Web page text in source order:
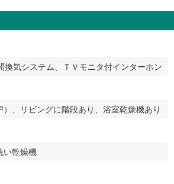
換気システム、ＴＶモニタ付インターホン
、リビングに階段あり、浴室乾燥機あり
い乾燥機